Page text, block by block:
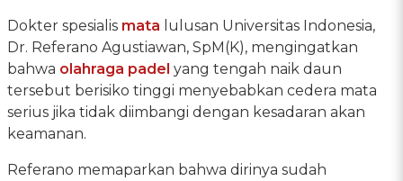
Dokter spesialis mata lulusan Universitas Indonesia,
Dr. Referano Agustiawan, SpM(K), mengingatkan
bahwa olahraga padel yang tengah naik daun
tersebut berisiko tinggi menyebabkan cedera mata
serius jika tidak diimbangi dengan kesadaran akan
keamanan.
Referano memaparkan bahwa dirinya sudah